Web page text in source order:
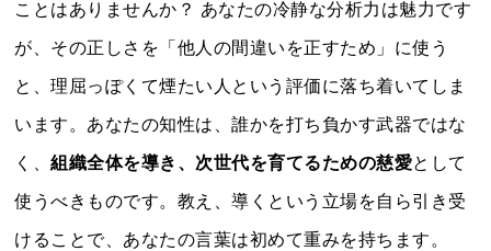
ことはありませんか？ あなたの冷静な分析力は魅力です
が、その正しさを「他人の間違いを正すため」に使う
と、理屈っぽくて煙たい人という評価に落ち着いてしま
います。あなたの知性は、誰かを打ち負かす武器ではな
く、組織全体を導き、次世代を育てるための慈愛として
使うべきものです。教え、導くという立場を自ら引き受
けることで、あなたの言葉は初めて重みを持ちます。